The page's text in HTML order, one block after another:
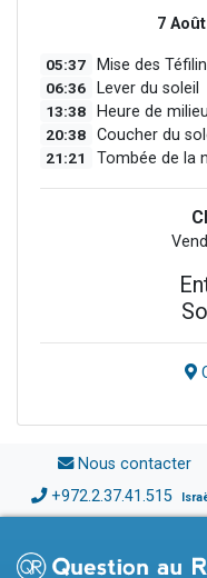
7
05:37 Mise des
06:36 Lever du soleil
13:38 Heure de
20:38 Coucher du
21:21 Tombée de la
Nous contacter
+972.2.37.41.515